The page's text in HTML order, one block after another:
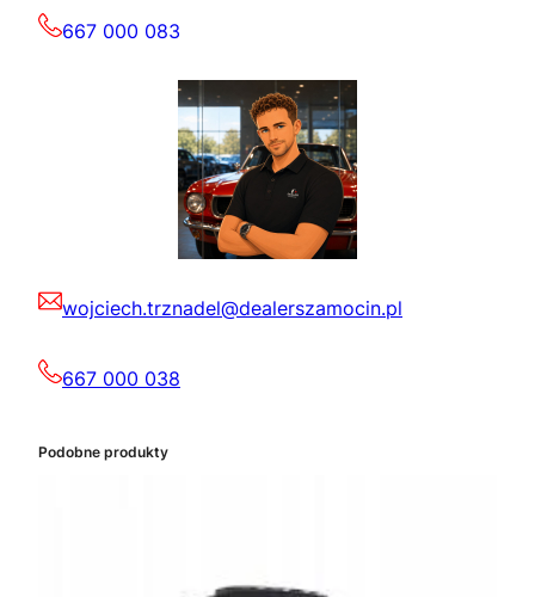
667 000 083
wojciech.trznadel@dealerszamocin.pl
667 000 038
Podobne produkty